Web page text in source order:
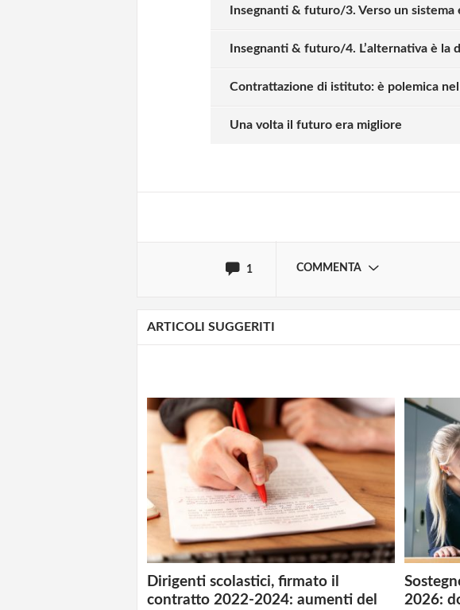
Insegnanti & futuro/3. Verso un sistema
Insegnanti & futuro/4. L’alternativa è la
Contrattazione di istituto: è polemica nel
Una volta il futuro era migliore
1 COMMENTA
oppure accedi via
Susanna Bianchini
lunedì 15 marzo 2021
chiudere tutto come lo scorso anno, abbiamo
ARTICOLI SUGGERITI
Dirigenti scolastici, firmato il
contratto 2022-2024: aumenti del
2026: